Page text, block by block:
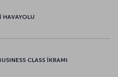
HAVAYOLU
CLASS İKRAMI